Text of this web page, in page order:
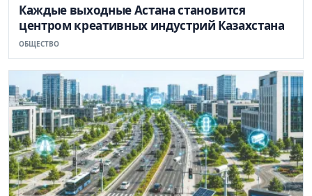
Каждые выходные Астана становится
центром креативных индустрий Казахстана
ОБЩЕСТВО